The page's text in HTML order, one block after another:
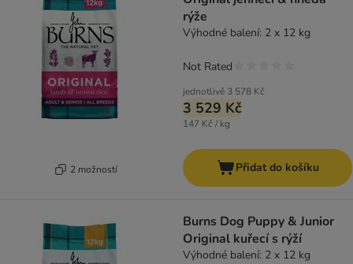
2 možností
rýže
Výhodné balení: 2 x 12 kg
jednotlivě 3 578 Kč
3 529 Kč
147 Kč / kg
Not Rated
Přidat do košíku
Burns Dog Puppy & Junior
Original kuřecí s rýží
Výhodné balení: 2 x 12 kg